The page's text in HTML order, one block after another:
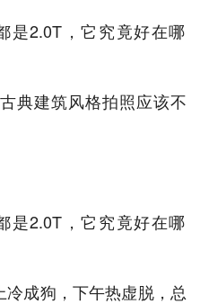
典建筑风格拍照应该不
成狗，下午热虚脱，总